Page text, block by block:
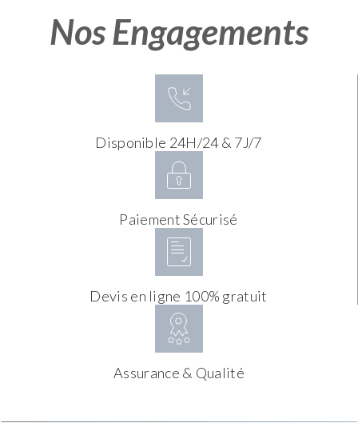
Nos Engagements
Disponible 24H/24 & 7J/7
Paiement Sécurisé
Devis en ligne 100% gratuit
Assurance & Qualité